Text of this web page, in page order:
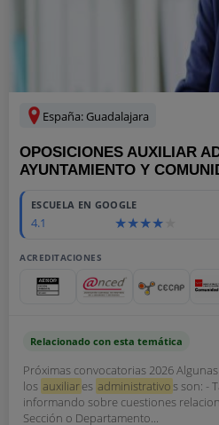
España: Guadalajara
OPOSICIONES AUXILIAR
AYUNTAMIENTO Y
ESCUELA EN GOOGLE
4.1
ACREDITACIONES
Relacionado con esta temática
Próximas convocatorias 2026
los auxiliares administrativos son: -
informando sobre cuestiones
Sección o Departamento...